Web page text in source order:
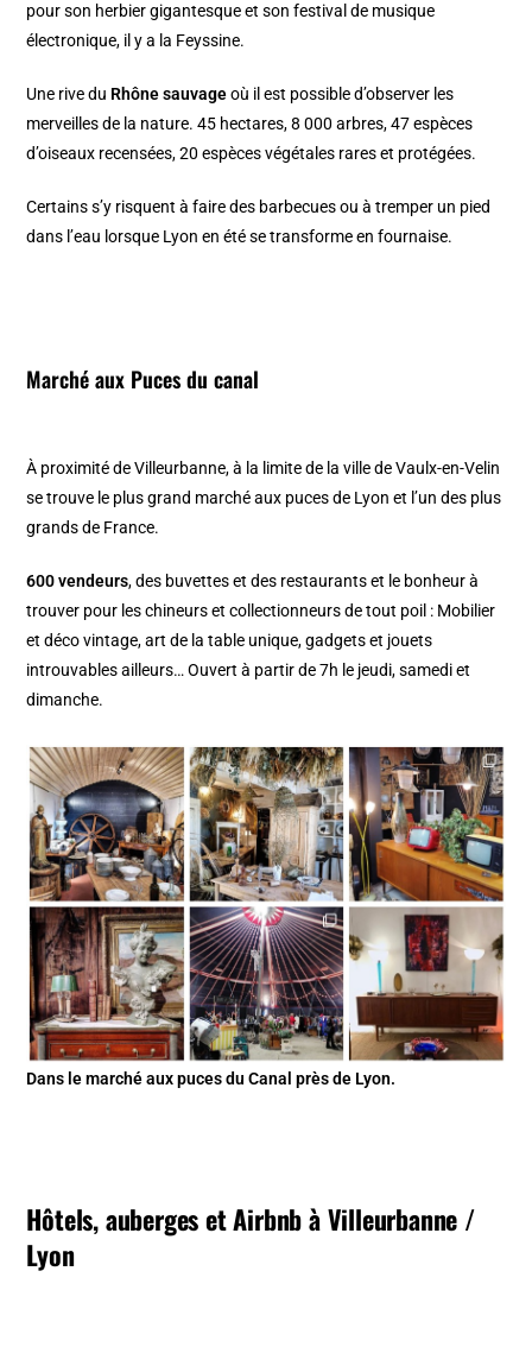
pour son herbier gigantesque et son festival de musique
électronique, il y a la Feyssine.
Une rive du Rhône sauvageoù il est possible d’observer les
merveilles de la nature. 45 hectares, 8 000 arbres, 47 espèces
d’oiseaux recensées, 20 espèces végétales rares et protégées.
Certains s’y risquent à faire des barbecues ou à tremper un pied
dans l’eau lorsque Lyon en été se transforme en fournaise.
Marché aux Puces du canal
À proximité de Villeurbanne, à la limite de la ville de Vaulx-en-Velin
se trouve le plus grand marché aux puces de Lyon et l’un des plus
grands de France.
600 vendeurs, des buvettes et des restaurants et le bonheur à
trouver pour les chineurs et collectionneurs de tout poil : Mobilier
et déco vintage, art de la table unique, gadgets et jouets
introuvables ailleurs… Ouvert à partir de 7h le jeudi, samedi et
dimanche.
Dans le marché aux puces du Canal près de Lyon.
Hôtels, auberges et Airbnb à Villeurbanne /
Lyon